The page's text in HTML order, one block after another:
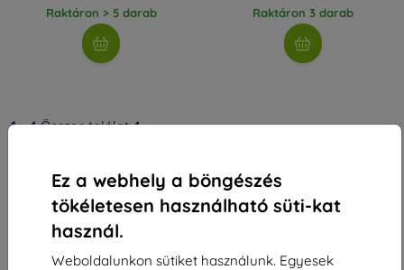
Ez a webhely a böngészés
tökéletesen használható süti-kat
használ.
Weboldalunkon sütiket használunk. Egyesek
Raktáron > 5 darab Raktáron 3 darab
1-4Összes találat4.